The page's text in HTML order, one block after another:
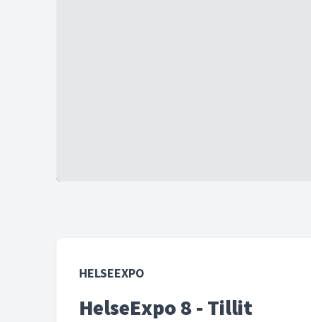
HELSEEXPO
HelseExpo 8 - Tillit